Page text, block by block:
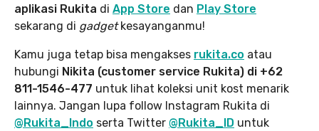
aplikasi Rukita di App Store dan Play Store
sekarang di gadget kesayanganmu!
Kamu juga tetap bisa mengakses rukita.co atau
hubungi Nikita (customer service Rukita) di +62
811-1546-477 untuk lihat koleksi unit kost menarik
lainnya. Jangan lupa follow Instagram Rukita di
@Rukita_Indo serta Twitter @Rukita_ID untuk